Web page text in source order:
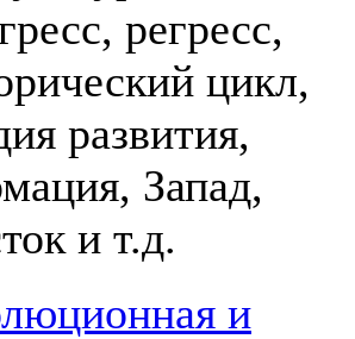
регресс,
цикл,
развития,
Запад,
и т.д.
и